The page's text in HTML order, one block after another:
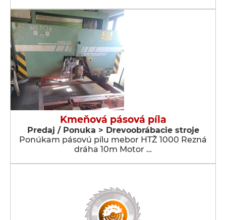
Kmeňová pásová píla
Predaj / Ponuka > Drevoobrábacie stroje
Ponúkam pásovú pílu mebor HTŽ 1000 Rezná
dráha 10m Motor …